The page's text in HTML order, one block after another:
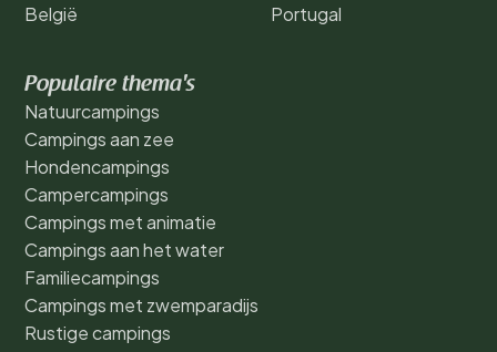
België
Portugal
Populaire thema's
Natuurcampings
Campings aan zee
Hondencampings
Campercampings
Campings met animatie
Campings aan het water
Familiecampings
Campings met zwemparadijs
Rustige campings